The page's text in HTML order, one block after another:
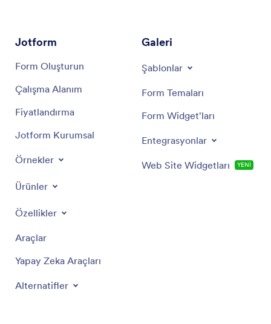
Jotform
Form Oluşturun
Çalışma Alanım
Fiyatlandırma
Jotform Kurumsal
Örnekler
Ürünler
Özellikler
Araçlar
Yapay Zeka Araçları
Alternatifler
Galeri
Şablonlar
Form Temaları
Form Widget'ları
Entegrasyonlar
Web Site Widgetları YENİ